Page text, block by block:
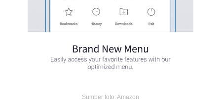
Sumber foto: Amazon